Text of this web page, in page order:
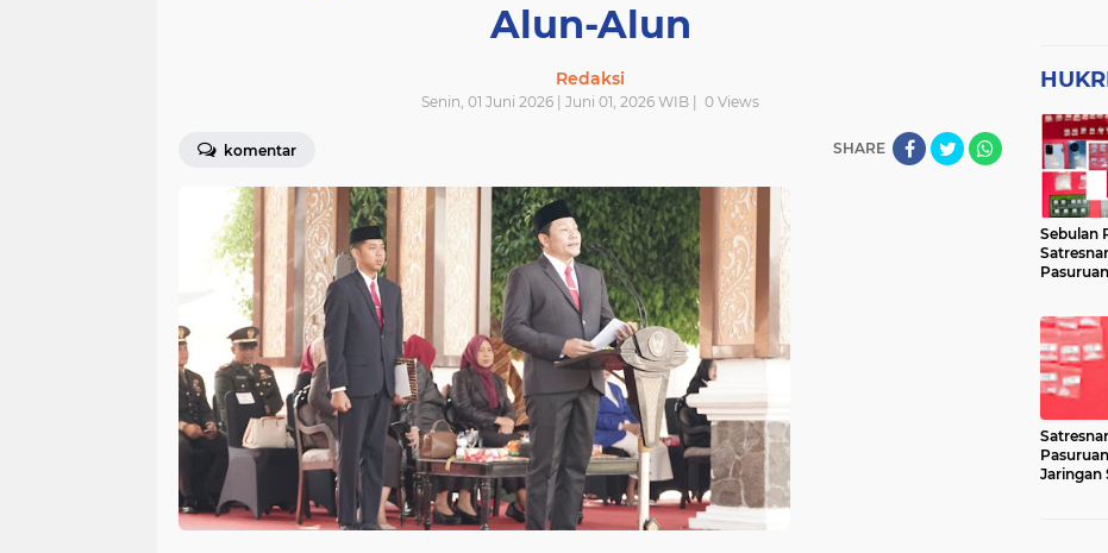
Alun-Alun
Redaksi
Senin, 01 Juni 2026 | Juni 01, 2026 WIB | 0 Views
komentar SHARE
Sebulan
Jaringan